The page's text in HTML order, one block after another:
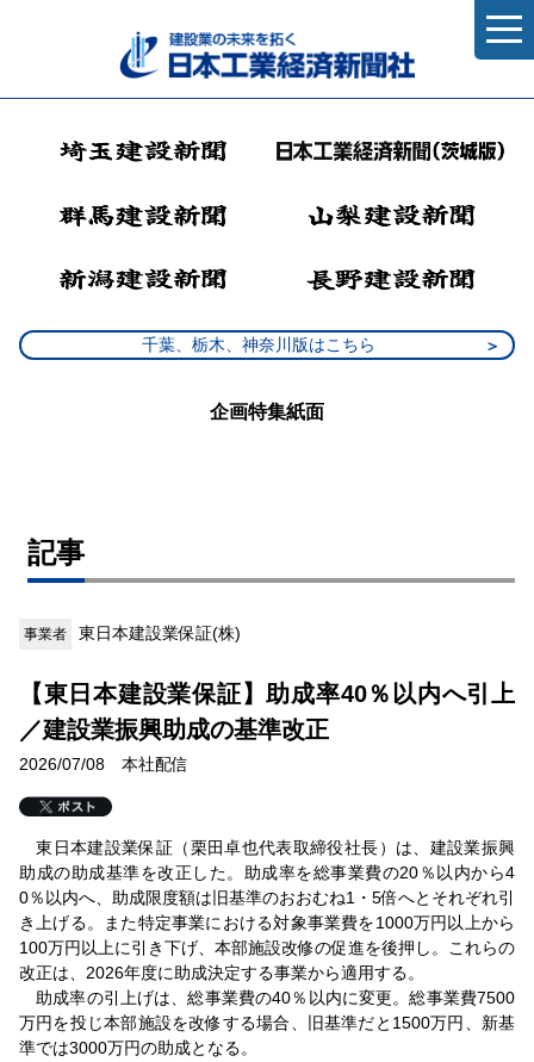
千葉、栃木、神奈川版はこちら
企画特集紙面
記事
事業者 東日本建設業保証(株)
【東日本建設業保証】助成率40％以内へ引上
／建設業振興助成の基準改正
2026/07/08 本社配信
東日本建設業保証（栗田卓也代表取締役社長）は、建設業振興
助成の助成基準を改正した。助成率を総事業費の20％以内から4
0％以内へ、助成限度額は旧基準のおおむね1・5倍へとそれぞれ引
き上げる。また特定事業における対象事業費を1000万円以上から
100万円以上に引き下げ、本部施設改修の促進を後押し。これらの
改正は、2026年度に助成決定する事業から適用する。
助成率の引上げは、総事業費の40％以内に変更。総事業費7500
万円を投じ本部施設を改修する場合、旧基準だと1500万円、新基
準では3000万円の助成となる。